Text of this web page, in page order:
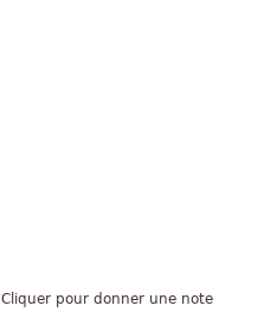
Cliquer pour donner une note